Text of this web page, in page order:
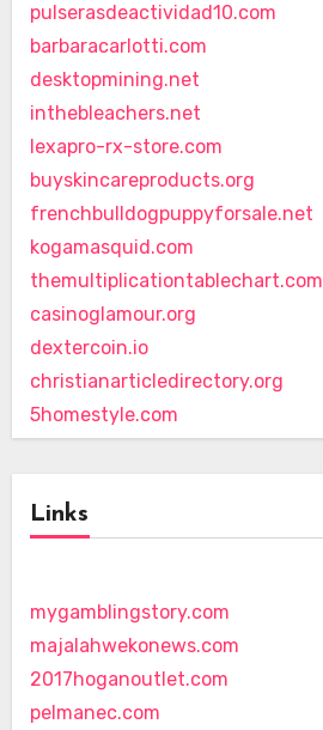
pulserasdeactividad10.com
barbaracarlotti.com
desktopmining.net
inthebleachers.net
lexapro-rx-store.com
buyskincareproducts.org
frenchbulldogpuppyforsale.net
kogamasquid.com
themultiplicationtablechart.com
casinoglamour.org
dextercoin.io
christianarticledirectory.org
5homestyle.com
Links
mygamblingstory.com
majalahwekonews.com
2017hoganoutlet.com
pelmanec.com